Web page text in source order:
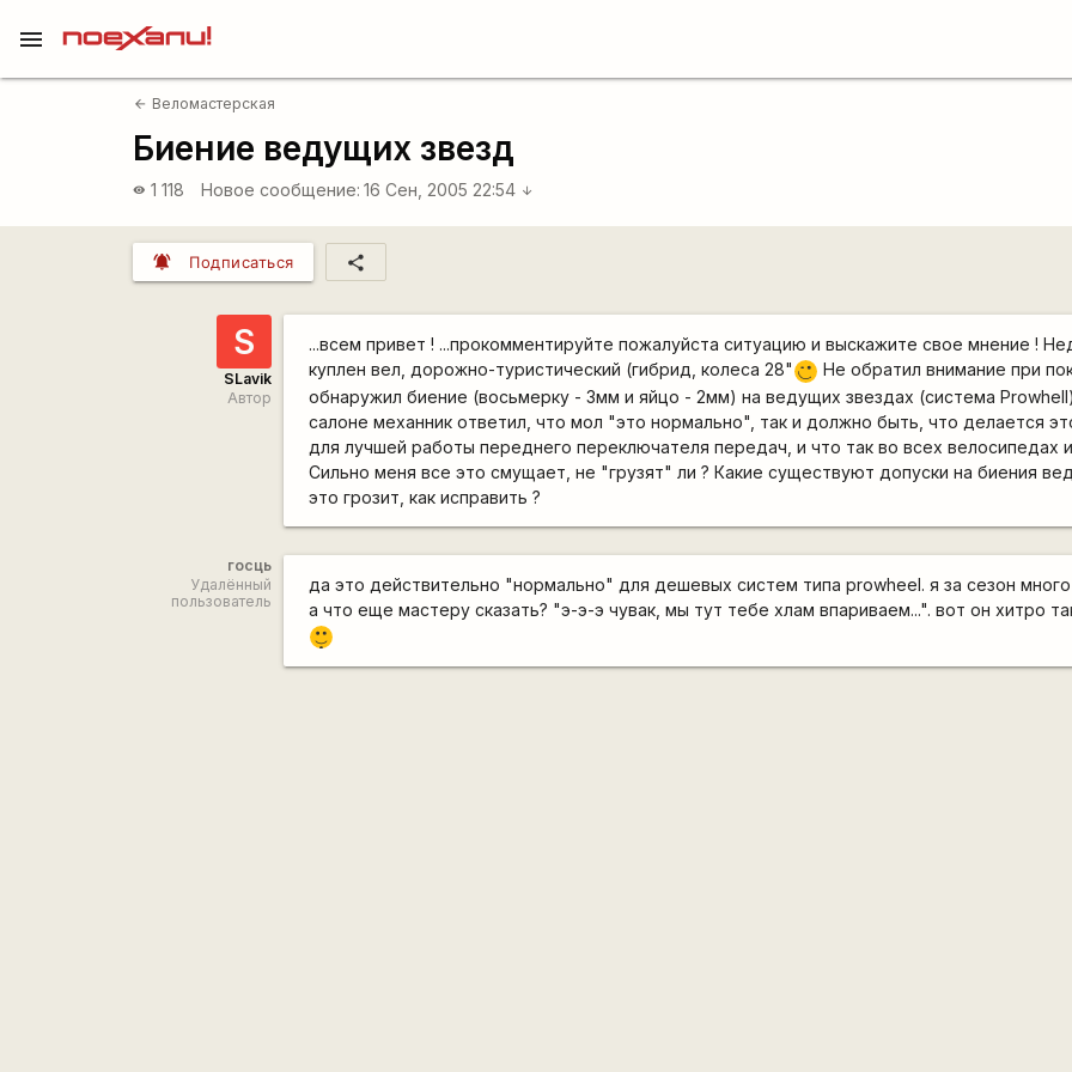
menu
arrow_back Веломастерская
Биение ведущих звезд
visibility 1 118 Новое сообщение: 16 Сен, 2005 22:54 arrow_downward
notifications_active Подписаться share
S
SLavik
Автор
...всем привет ! ...прокомментируйте пожалуйста ситуацию и выскажите свое мнение !
куплен вел, дорожно-туристический (гибрид, колеса 28" ;) Не обратил внимание при
обнаружил биение (восьмерку - 3мм и яйцо - 2мм) на ведущих звездах (система
салоне механник ответил, что мол "это нормально", так и должно быть, что делается
для лучшей работы переднего переключателя передач, и что так во всех велосипедах
Сильно меня все это смущает, не "грузят" ли ? Какие существуют допуски на биения
это грозит, как исправить ?
госць
Удалённый
пользователь
да это действительно "нормально" для дешевых систем типа prowheel. я за сезон много
а что еще мастеру сказать? "э-э-э чувак, мы тут тебе хлам впариваем...". вот он хитро
|-)
_)